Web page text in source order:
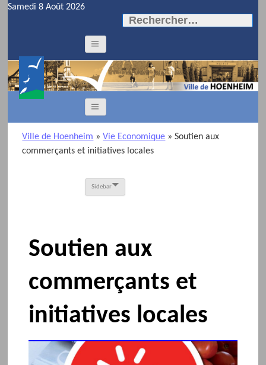
Samedi 8 Août 2026
Rechercher :
Ville de Hoenheim »Vie Economique »Soutien aux
commerçants et initiatives locales
Sidebar
Soutien aux
commerçants et
initiatives locales